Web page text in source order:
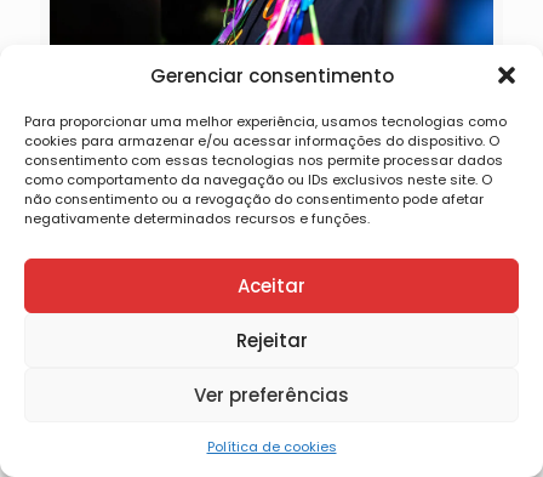
Gerenciar consentimento
Para proporcionar uma melhor experiência, usamos tecnologias como
cookies para armazenar e/ou acessar informações do dispositivo. O
consentimento com essas tecnologias nos permite processar dados
como comportamento da navegação ou IDs exclusivos neste site. O
não consentimento ou a revogação do consentimento pode afetar
negativamente determinados recursos e funções.
Aceitar
Rejeitar
Ver preferências
Política de cookies
Marcos Evando
Cidadão com sofrimento mental –sua trajetória
artística teve início escrevendo sobre seus próprios
medos, no campo da música, com composições,